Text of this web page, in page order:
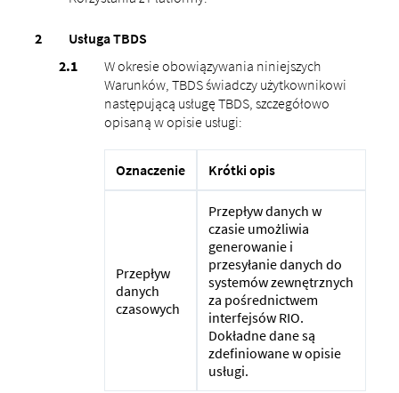
Usługa TBDS
W okresie obowiązywania niniejszych
Warunków, TBDS świadczy użytkownikowi
następującą usługę TBDS, szczegółowo
opisaną w opisie usługi:
Oznaczenie Krótki opis
Przepływ
danych
czasowych
Przepływ danych w
czasie umożliwia
generowanie i
przesyłanie danych do
systemów zewnętrznych
za pośrednictwem
interfejsów RIO.
Dokładne dane są
zdefiniowane w opisie
usługi.